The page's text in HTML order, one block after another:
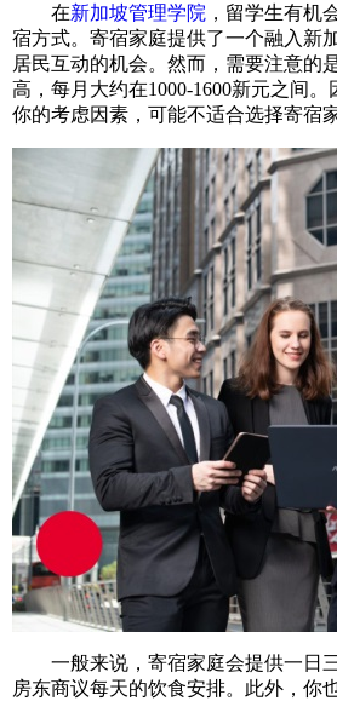
在新加坡管理学院 ，留学生有机
宿方式。寄宿家庭提供了一个融入新
居民互动的机会。然而，需要注意的
高，每月大约在1000-1600新元之间
你的考虑因素，可能不适合选择寄宿家
一般来说，寄宿家庭会提供一日
房东商议每天的饮食安排。此外，你